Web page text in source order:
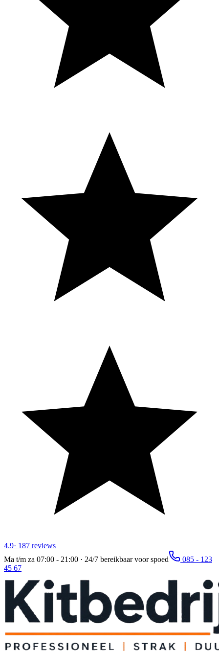
4.9· 187 reviews
Ma t/m za 07:00 - 21:00 · 24/7 bereikbaar voor spoed
085 - 123
45 67